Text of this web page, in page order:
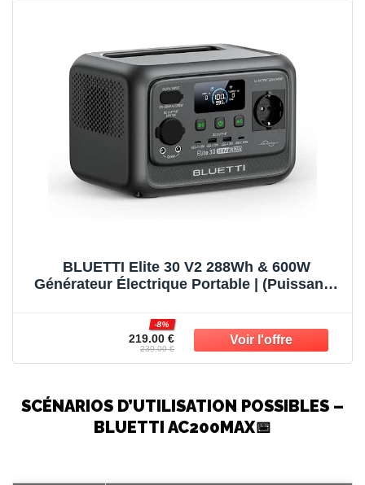
BLUETTI Elite 30 V2 288Wh & 600W
Générateur Électrique Portable | (Puissance
70 min, Solaire/CAC/Voiture, Pour Camping,
Pannes et Tempêtes.
219.00 €
-8%
239.00 €
SCÉNARIOS D’UTILISATION POSSIBLES –
BLUETTI AC200MAX📅